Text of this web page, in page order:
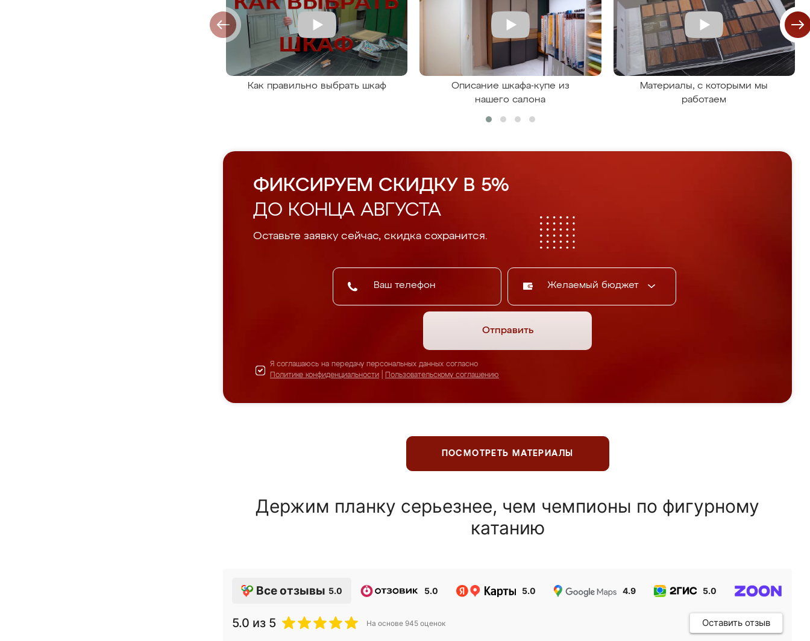
Как правильно выбрать шкаф
Описание шкафа-купе из
нашего салона
Материалы, с которыми мы
работаем
ФИКСИРУЕМ СКИДКУ В 5%
ДО КОНЦА АВГУСТА
Оставьте заявку сейчас, скидка сохранится.
Желаемый бюджет
Отправить
Я соглашаюсь на передачу персональных данных согласно
Политике конфиденциальности
Пользовательскому соглашению
ПОСМОТРЕТЬ МАТЕРИАЛЫ
Держим планку серьезнее, чем чемпионы по фигурному
катанию
Все отзывы 5.0 5.0 5.0 4.9 5.0
5.0 из 5 На основе 945 оценок Оставить отзыв